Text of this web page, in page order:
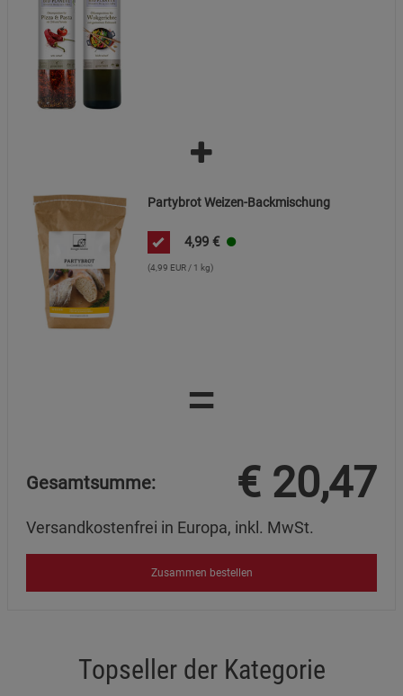
Partybrot Weizen-Backmischung
4,99 €
(4,99 EUR / 1 kg)
=
Gesamtsumme: € 20,47
Versandkostenfrei in Europa, inkl. MwSt.
Zusammen bestellen
Topseller der Kategorie